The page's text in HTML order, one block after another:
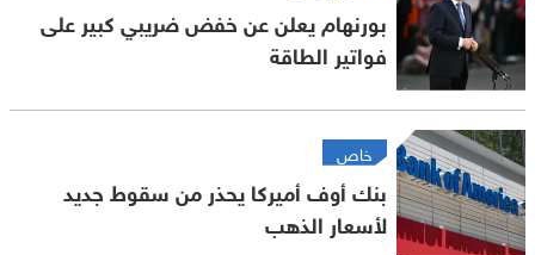
بورنهام يعلن عن خفض ضريبي كبير على
فواتير الطاقة
خاص
بنك أوف أميركا يحذر من سقوط جديد
لأسعار الذهب